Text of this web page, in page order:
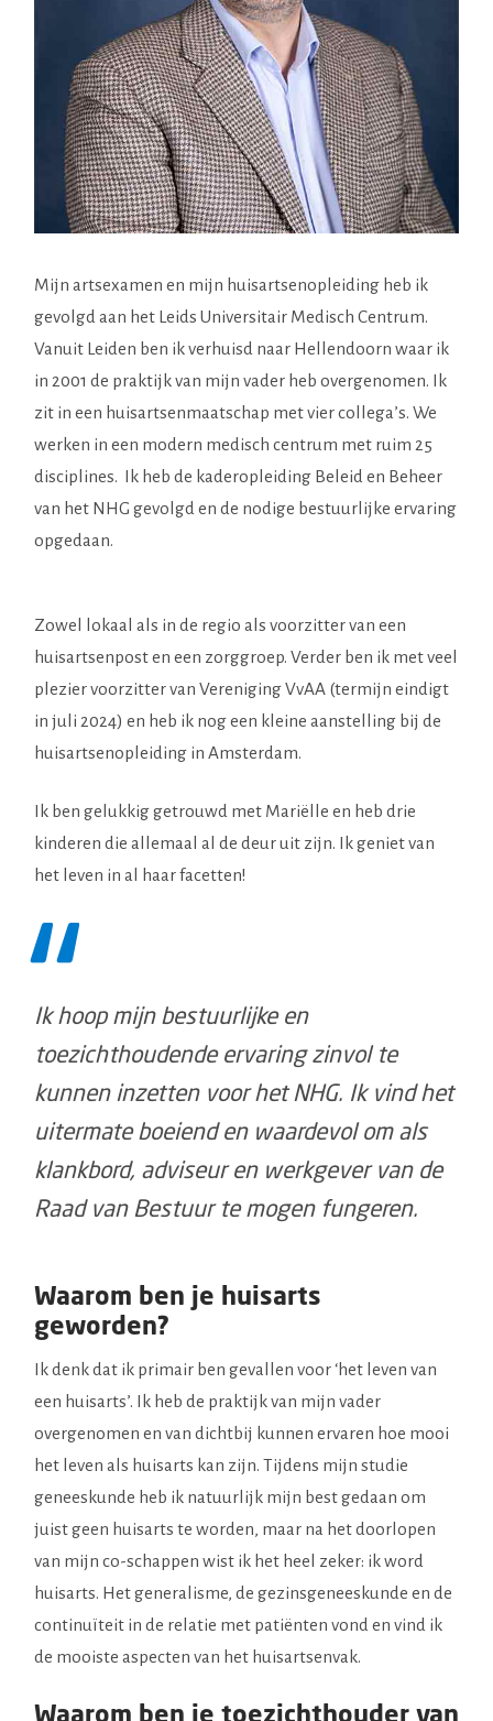
Mijn artsexamen en mijn huisartsenopleiding heb ik
gevolgd aan het Leids Universitair Medisch Centrum.
Vanuit Leiden ben ik verhuisd naar Hellendoorn waar ik
in 2001 de praktijk van mijn vader heb overgenomen. Ik
zit in een huisartsenmaatschap met vier collega’s. We
werken in een modern medisch centrum met ruim 25
disciplines. Ik heb de kaderopleiding Beleid en Beheer
van het NHG gevolgd en de nodige bestuurlijke ervaring
opgedaan.
Zowel lokaal als in de regio als voorzitter van een
huisartsenpost en een zorggroep. Verder ben ik met veel
plezier voorzitter van Vereniging VvAA (termijn eindigt
in juli 2024) en heb ik nog een kleine aanstelling bij de
huisartsenopleiding in Amsterdam.
Ik ben gelukkig getrouwd met Mariëlle en heb drie
kinderen die allemaal al de deur uit zijn. Ik geniet van
het leven in al haar facetten!
Ik hoop mijn bestuurlijke en
toezichthoudende ervaring zinvol te
kunnen inzetten voor het NHG. Ik vind het
uitermate boeiend en waardevol om als
klankbord, adviseur en werkgever van de
Raad van Bestuur te mogen fungeren.
Waarom ben je huisarts
geworden?
Ik denk dat ik primair ben gevallen voor ‘het leven van
een huisarts’. Ik heb de praktijk van mijn vader
overgenomen en van dichtbij kunnen ervaren hoe mooi
het leven als huisarts kan zijn. Tijdens mijn studie
geneeskunde heb ik natuurlijk mijn best gedaan om
juist geen huisarts te worden, maar na het doorlopen
van mijn co-schappen wist ik het heel zeker: ik word
huisarts. Het generalisme, de gezinsgeneeskunde en de
continuïteit in de relatie met patiënten vond en vind ik
de mooiste aspecten van het huisartsenvak.
Waarom ben je toezichthouder van